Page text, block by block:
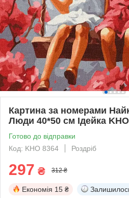
Картина за номерами
Люди 40*50 см Ідейка
Готово до відправки
Код: KHO 8364
Роздріб
297 ₴ 312 ₴
Економія 15 ₴